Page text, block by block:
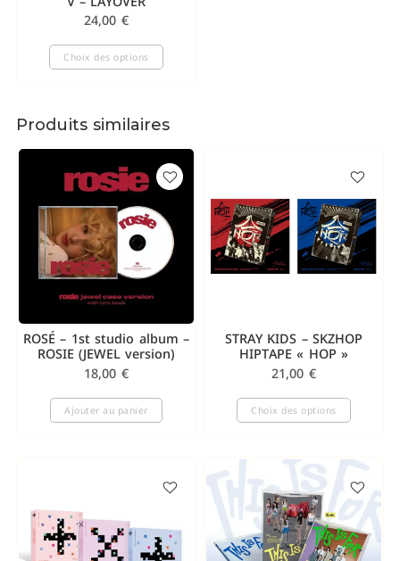
24,00 €
Choix des options
Produits similaires
ROSÉ – 1st studio album –
ROSIE (JEWEL version)
18,00 €
Ajouter au panier
STRAY KIDS – SKZHOP
HIPTAPE « HOP »
21,00 €
Choix des options